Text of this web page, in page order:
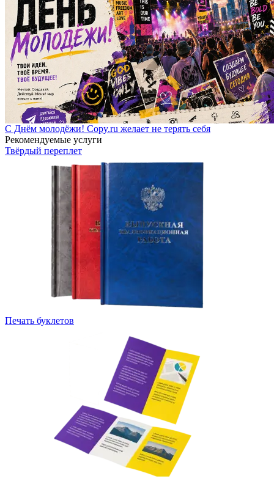
С Днём молодёжи! Copy.ru желает не терять себя
Рекомендуемые услуги
Твёрдый переплет
Печать буклетов